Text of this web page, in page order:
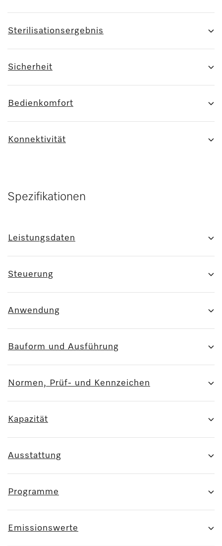
Sterilisationsergebnis
Sicherheit
Bedienkomfort
Konnektivität
Spezifikationen
Leistungsdaten
Steuerung
Anwendung
Bauform und Ausführung
Normen, Prüf- und Kennzeichen
Kapazität
Ausstattung
Programme
Emissionswerte